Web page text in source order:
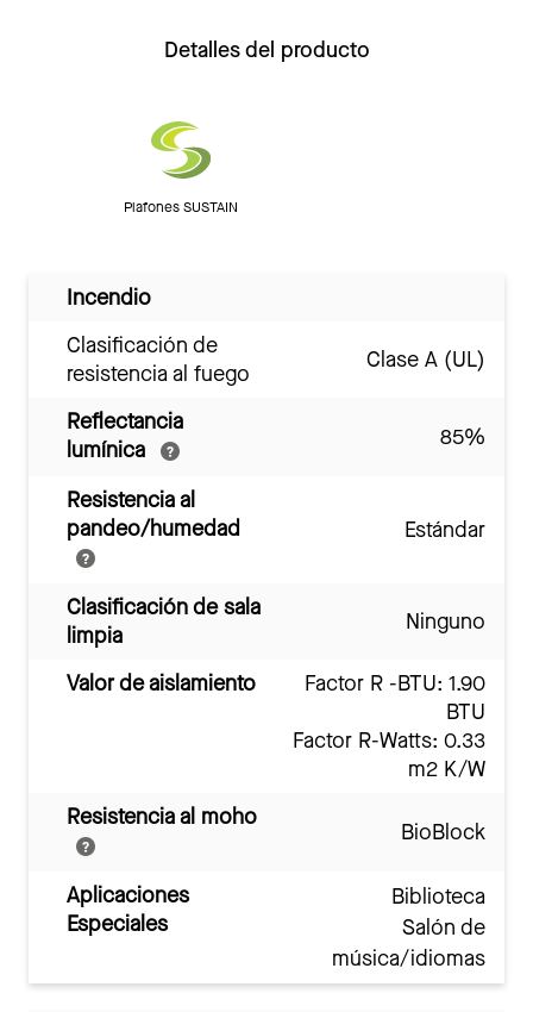
Detalles del producto
Plafones SUSTAIN
Incendio
Clasificación de
resistencia al fuego
Clase A (UL)
Reflectancia
lumínica
85%
Resistencia al
pandeo/humedad
Estándar
Clasificación de sala
limpia
Ninguno
Valor de aislamiento
Factor R -BTU: 1.90
BTU
Factor R-Watts: 0.33
m2 K/W
Resistencia al moho
BioBlock
Aplicaciones
Especiales
Biblioteca
Salón de
música/idiomas